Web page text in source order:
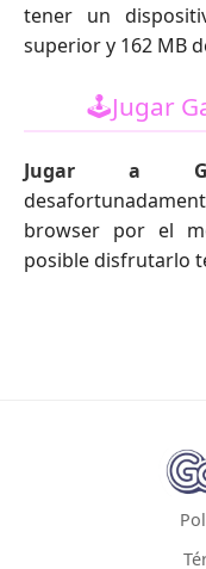
tener un
superior y 162 MB
🕹️Jugar
Jugar a
browser por el
posible disfrutarlo